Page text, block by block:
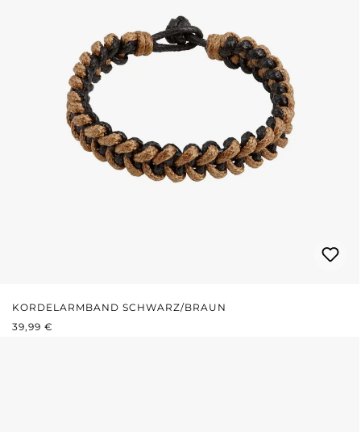
KORDELARMBAND SCHWARZ/BRAUN
REGULÄRER PREIS:
39,99 €